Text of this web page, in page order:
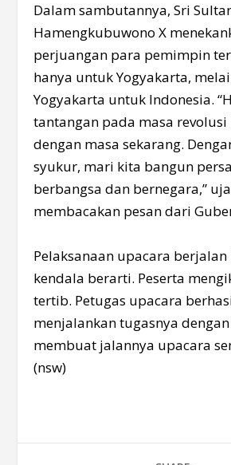
Dalam sambutannya, Sri
Hamengkubuwono X
perjuangan para pemimpin
hanya untuk Yogyakarta,
Yogyakarta untuk Indonesia.
tantangan pada masa
dengan masa sekarang.
syukur, mari kita bangun
berbangsa dan bernegara,”
membacakan pesan dari
Pelaksanaan upacara
kendala berarti. Peserta
tertib. Petugas upacara
menjalankan tugasnya
membuat jalannya upacara
(nsw)